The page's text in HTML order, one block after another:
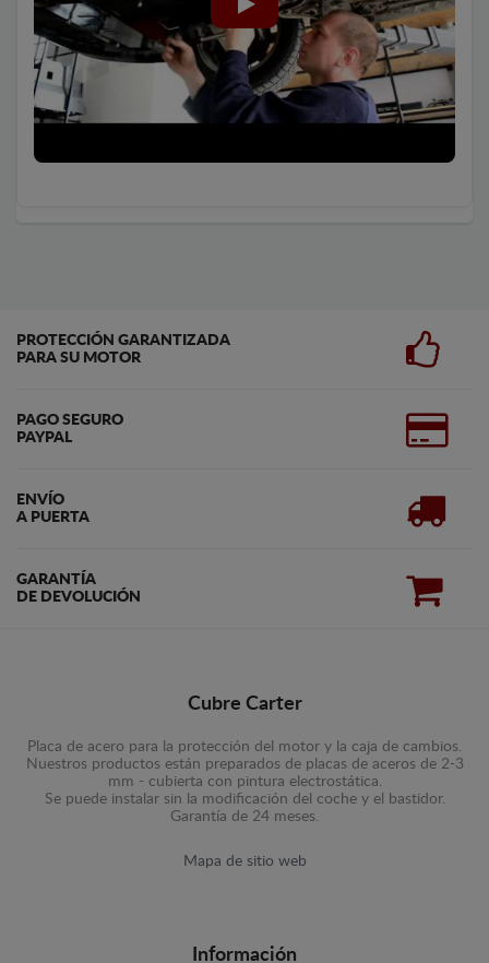
PROTECCIÓN GARANTIZADA
PARA SU MOTOR
PAGO SEGURO
PAYPAL
ENVÍO
A PUERTA
GARANTÍA
DE DEVOLUCIÓN
Cubre Carter
Placa de acero para la protección del motor y la caja de cambios.
Nuestros productos están preparados de placas de aceros de 2-3
mm - cubierta con pintura electrostática.
Se puede instalar sin la modificación del coche y el bastidor.
Garantía de 24 meses.
Mapa de sitio web
Información